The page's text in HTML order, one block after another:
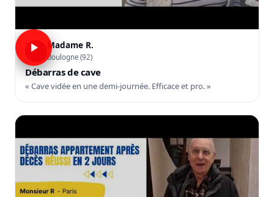
Madame R.
Boulogne (92)
Débarras de cave
« Cave vidée en une demi-journée. Efficace et pro. »